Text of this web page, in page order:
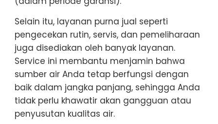
Selain itu, layanan purna jual seperti
pengecekan rutin, servis, dan pemeliharaan
juga disediakan oleh banyak layanan.
Service ini membantu menjamin bahwa
sumber air Anda tetap berfungsi dengan
baik dalam jangka panjang, sehingga Anda
tidak perlu khawatir akan gangguan atau
penyusutan kualitas air.